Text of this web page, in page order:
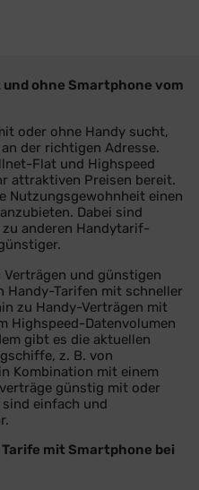
ohne Smartphone vom
oder ohne Handy sucht,
der richtigen Adresse.
Flat und Highspeed
attraktiven Preisen bereit.
Nutzungsgewohnheit einen
anzubieten. Dabei sind
anderen Handytarif-
und günstigen
Handy-Tarifen mit schneller
zu Handy-Verträgen mit
Highspeed-Datenvolumen
gibt es die aktuellen
z. B. von
Kombination mit einem
günstig mit oder
einfach und
mit Smartphone bei